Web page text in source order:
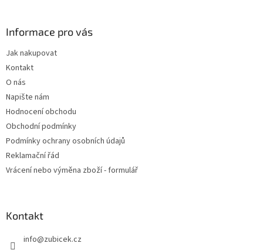
Informace pro vás
Jak nakupovat
Kontakt
O nás
Napište nám
Hodnocení obchodu
Obchodní podmínky
Podmínky ochrany osobních údajů
Reklamační řád
Vrácení nebo výměna zboží - formulář
Kontakt
info@zubicek.cz